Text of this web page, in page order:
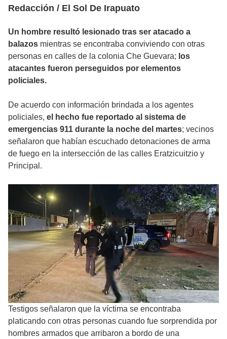
Redacción / El Sol De Irapuato
Un hombre resultó lesionado tras ser atacado a
balazos mientras se encontraba conviviendo con otras
personas en calles de la colonia Che Guevara; los
atacantes fueron perseguidos por elementos
policiales.
De acuerdo con información brindada a los agentes
policiales, el hecho fue reportado al sistema de
emergencias 911 durante la noche del martes; vecinos
señalaron que habían escuchado detonaciones de arma
de fuego en la intersección de las calles Eratzicuitzio y
Principal.
Testigos señalaron que la víctima se encontraba
platicando con otras personas cuando fue sorprendida por
hombres armados que arribaron a bordo de una